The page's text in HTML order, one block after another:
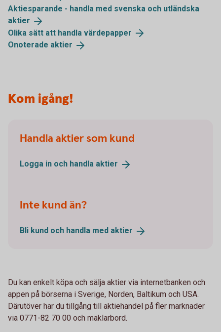
Aktiesparande - handla med svenska och utländska
aktier
Olika sätt att handla värdepapper
Onoterade aktier
Kom igång!
Handla aktier som kund
Logga in och handla aktier
Inte kund än?
Bli kund och handla med aktier
Du kan enkelt köpa och sälja aktier via internetbanken och
appen på börserna i Sverige, Norden, Baltikum och USA.
Därutöver har du tillgång till aktiehandel på fler marknader
via 0771-82 70 00 och mäklarbord.